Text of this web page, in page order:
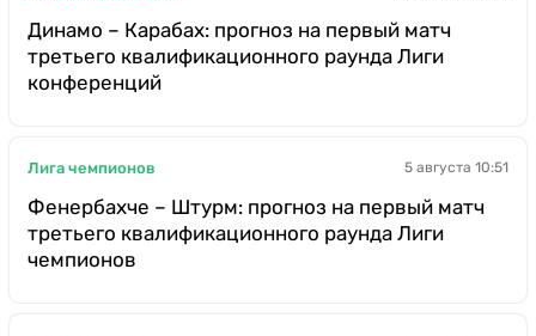
Динамо – Карабах: прогноз на первый матч
третьего квалификационного раунда Лиги
конференций
Лига чемпионов 5 августа 10:51
Фенербахче – Штурм: прогноз на первый матч
третьего квалификационного раунда Лиги
чемпионов